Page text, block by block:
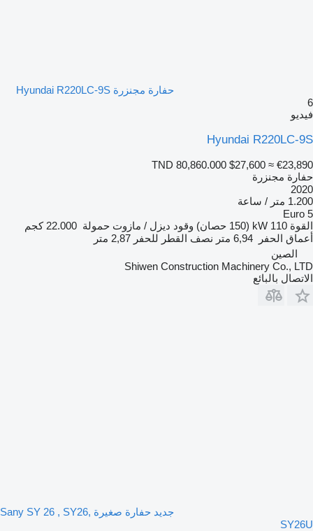
حفارة مجنزرة Hyundai R220LC-9S
Hyundai R220LC-
TND 80,860.000 $27,600 ≈
مجنزرة
/ ساعة
110 kW (150 حصان) وقود ديزل / مازوت حمولة 22.000 كجم
الحفر 6,94 متر نصف القطر للحفر 2,87 متر
الصين
Shiwen Construction Machinery Co.,
بالبائع
جديد حفارة صغيرة Sany SY 26 , SY26,